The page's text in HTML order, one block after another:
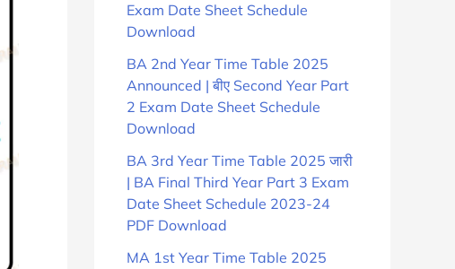
Exam Date Sheet Schedule
Download
BA 2nd Year Time Table 2025
Announced | बीए Second Year Part
2 Exam Date Sheet Schedule
Download
BA 3rd Year Time Table 2025 जारी
| BA Final Third Year Part 3 Exam
Date Sheet Schedule 2023-24
PDF Download
MA 1st Year Time Table 2025